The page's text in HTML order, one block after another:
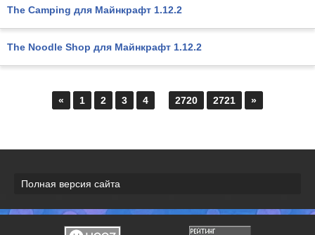
The Camping для Майнкрафт 1.12.2
The Noodle Shop для Майнкрафт 1.12.2
« 1 2 3 4 2720 2721 »
Полная версия сайта